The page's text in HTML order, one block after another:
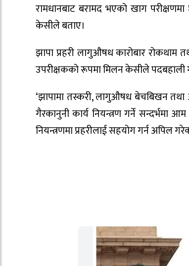
रामधानबाट बरामद भएको खाग
केसीले बताए।
झापा प्रहरी लागुऔषध कारोबार रोकथाम
उपरीक्षकको रूपमा मिलन केसीले पदबहाली
‘झापामा तस्करी, लागुऔषध बेचबिखन तथा
गैरकानुनी कार्य नियन्त्रण गर्ने
नियन्त्रणमा प्रहरीलाई सहयोग गर्न अपिल